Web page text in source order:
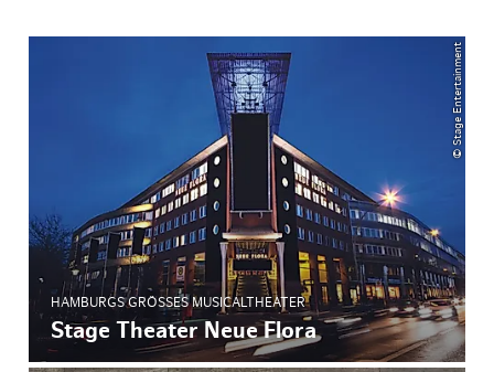
© Stage Entertainment
HAMBURGS GRÖSSES MUSICALTHEATER
Stage Theater Neue Flora